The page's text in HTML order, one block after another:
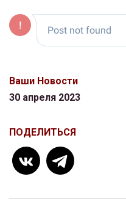
Ваши Новости
30 апреля 2023
ПОДЕЛИТЬСЯ